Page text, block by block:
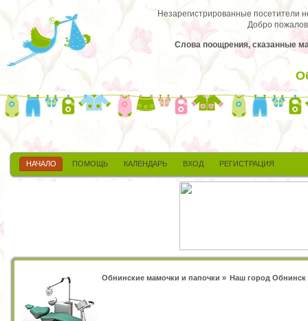
Незарегистрированные посетители
Добро
Слова поощрения, сказанные
НАЧАЛО ПОМОЩЬ КАЛЕНДАРЬ ВХОД РЕГИСТРАЦИЯ
Обнинские мамочки и папочки » Наш город Обнинск